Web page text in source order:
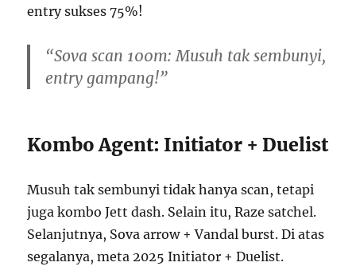
entry sukses 75%!
“Sova scan 100m: Musuh tak sembunyi,
entry gampang!”
Kombo Agent: Initiator + Duelist
Musuh tak sembunyi tidak hanya scan, tetapi
juga kombo Jett dash. Selain itu, Raze satchel.
Selanjutnya, Sova arrow + Vandal burst. Di atas
segalanya, meta 2025 Initiator + Duelist.